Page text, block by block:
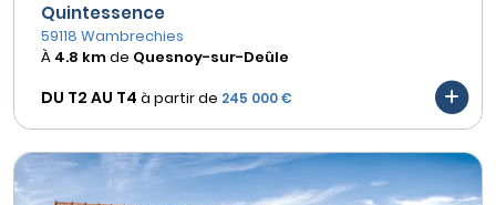
Quintessence
59118 Wambrechies
À 4.8 kmde Quesnoy-sur-Deûle
DU T2 AU T4 à partir de 245 000 €